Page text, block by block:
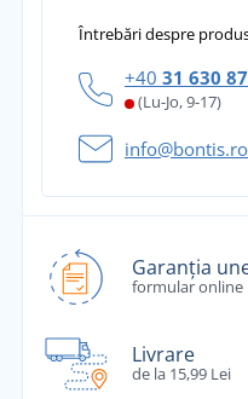
Întrebări despre
+40 31 630
(Lu-Jo, 9-17)
info@bontis.ro
Garanția
formular
Livrare
de la 15,99 Lei